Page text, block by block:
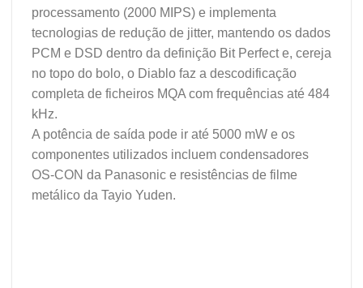
processamento (2000 MIPS) e implementa
tecnologias de redução de jitter, mantendo os dados
PCM e DSD dentro da definição Bit Perfect e, cereja
no topo do bolo, o Diablo faz a descodificação
completa de ficheiros MQA com frequências até 484
kHz.
A potência de saída pode ir até 5000 mW e os
componentes utilizados incluem condensadores
OS-CON da Panasonic e resistências de filme
metálico da Tayio Yuden.